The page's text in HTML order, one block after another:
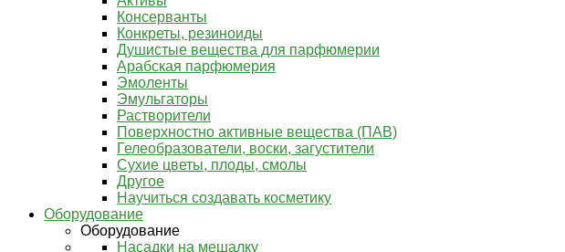
Консерванты
Конкреты, резиноиды
Душистые вещества для парфюмерии
Арабская парфюмерия
Эмоленты
Эмульгаторы
Растворители
Поверхностно активные вещества (ПАВ)
Гелеобразователи, воски, загустители
Сухие цветы, плоды, смолы
Другое
Научиться создавать косметику
Оборудование
Оборудование
Насадки на мешалку